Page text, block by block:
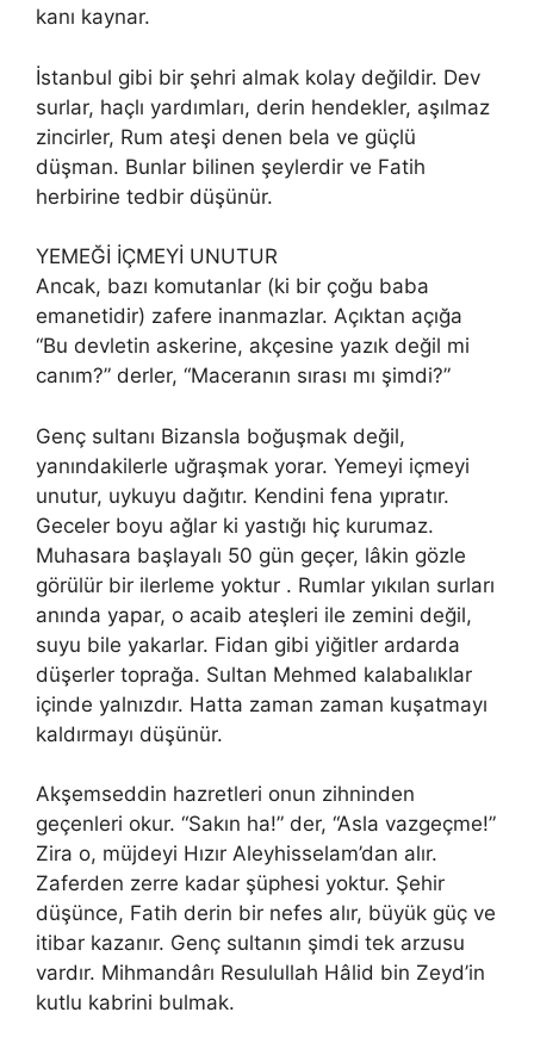
kanı kaynar.
İstanbul gibi bir şehri almak kolay değildir. Dev
surlar, haçlı yardımları, derin hendekler, aşılmaz
zincirler, Rum ateşi denen bela ve güçlü
düşman. Bunlar bilinen şeylerdir ve Fatih
herbirine tedbir düşünür.
YEMEĞİ İÇMEYİ UNUTUR
Ancak, bazı komutanlar (ki bir çoğu baba
emanetidir) zafere inanmazlar. Açıktan açığa
“Bu devletin askerine, akçesine yazık değil mi
canım?” derler, “Maceranın sırası mı şimdi?”
Genç sultanı Bizansla boğuşmak değil,
yanındakilerle uğraşmak yorar. Yemeyi içmeyi
unutur, uykuyu dağıtır. Kendini fena yıpratır.
Geceler boyu ağlar ki yastığı hiç kurumaz.
Muhasara başlayalı 50 gün geçer, lâkin gözle
görülür bir ilerleme yoktur . Rumlar yıkılan surları
anında yapar, o acaib ateşleri ile zemini değil,
suyu bile yakarlar. Fidan gibi yiğitler ardarda
düşerler toprağa. Sultan Mehmed kalabalıklar
içinde yalnızdır. Hatta zaman zaman kuşatmayı
kaldırmayı düşünür.
Akşemseddin hazretleri onun zihninden
geçenleri okur. “Sakın ha!” der, “Asla vazgeçme!”
Zira o, müjdeyi Hızır Aleyhisselam’dan alır.
Zaferden zerre kadar şüphesi yoktur. Şehir
düşünce, Fatih derin bir nefes alır, büyük güç ve
itibar kazanır. Genç sultanın şimdi tek arzusu
vardır. Mihmandârı Resulullah Hâlid bin Zeyd’in
kutlu kabrini bulmak.